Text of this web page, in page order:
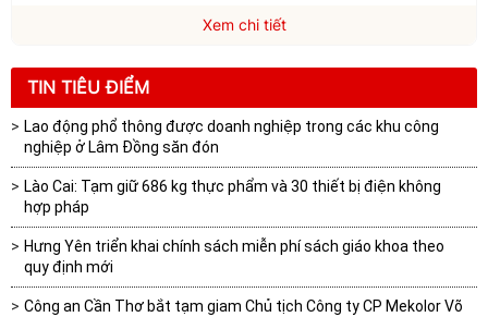
Xem chi tiết
TIN TIÊU ĐIỂM
Lao động phổ thông được doanh nghiệp trong các khu công
nghiệp ở Lâm Đồng săn đón
Lào Cai: Tạm giữ 686 kg thực phẩm và 30 thiết bị điện không
hợp pháp
Hưng Yên triển khai chính sách miễn phí sách giáo khoa theo
quy định mới
Công an Cần Thơ bắt tạm giam Chủ tịch Công ty CP Mekolor Võ